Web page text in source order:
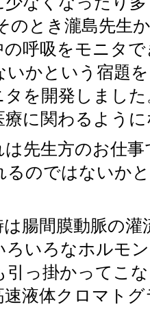
のとき瀧島先生
の呼吸をモニタ
いかという宿題
タを開発しまし
療に関わるよう
は先生方のお仕
るのではないか
は腸間膜動脈の
ろいろなホルモ
引っ掛かってこ
速液体クロマト